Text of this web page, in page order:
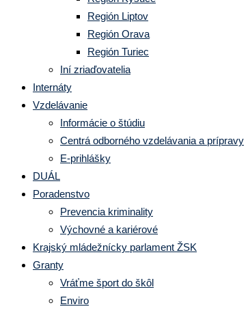
Región Liptov
Región Orava
Región Turiec
Iní zriaďovatelia
Internáty
Vzdelávanie
Informácie o štúdiu
Centrá odborného vzdelávania a prípravy
E-prihlášky
DUÁL
Poradenstvo
Prevencia kriminality
Výchovné a kariérové
Krajský mládežnícky parlament ŽSK
Granty
Vráťme šport do škôl
Enviro